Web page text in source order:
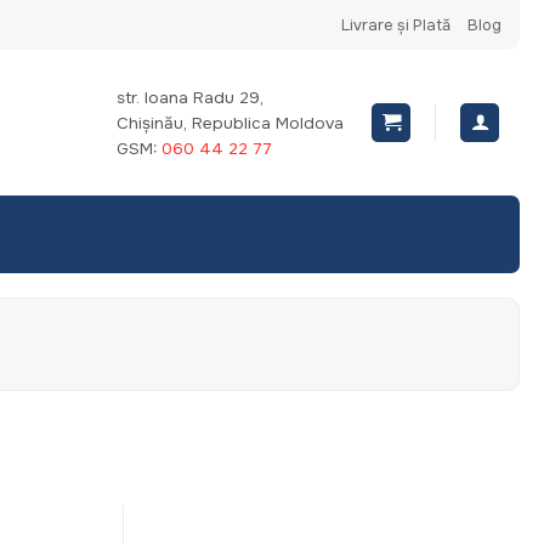
Livrare și Plată Blog
str. Ioana Radu 29,
Chișinău, Republica Moldova
GSM: 060 44 22 77